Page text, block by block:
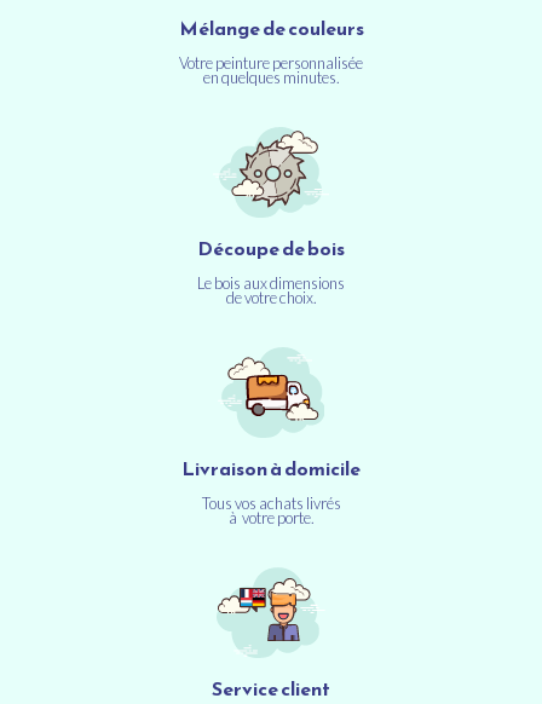
Mélange de couleurs
Votre peinture personnalisée
en quelques minutes.
Découpe de bois
Le bois aux dimensions
de votre choix.
Livraison à domicile
Tous vos achats livrés
à votre porte.
Service client